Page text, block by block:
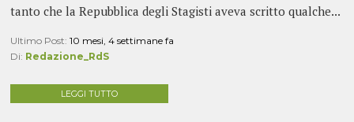
tanto che la Repubblica degli Stagisti aveva scritto qualche...
Ultimo Post:10 mesi, 4 settimane fa
Di: Redazione_RdS
LEGGI TUTTO